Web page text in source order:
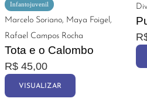
Infantojuvenil
Marcelo Soriano, Maya Foigel,
Rafael Campos Rocha
Tota e o Calombo
R$ 45,00
VISUALIZAR